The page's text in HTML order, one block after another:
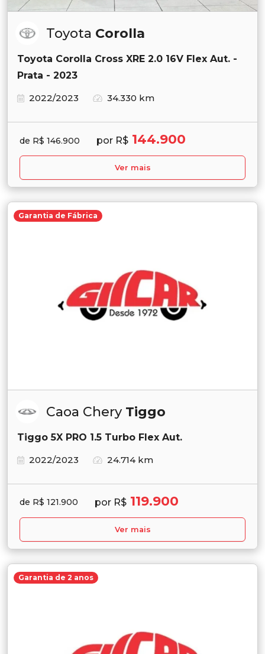
Toyota Corolla
Toyota Corolla Cross XRE 2.0 16V Flex Aut. -
Prata - 2023
2022/2023
34.330 km
de R$ 146.900 por R$ 144.900
Ver mais
Garantia de Fábrica
Caoa Chery Tiggo
Tiggo 5X PRO 1.5 Turbo Flex Aut.
2022/2023
24.714 km
de R$ 121.900 por R$ 119.900
Ver mais
Garantia de 2 anos